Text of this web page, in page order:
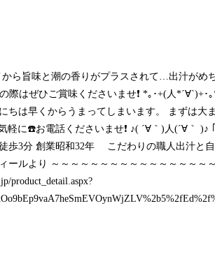
旨味と潮の香りがプラスされて…出汁がめち
はぜひご賞味くださいませ❗ *｡･+(人*´∀`)+
ちは早くからうまってしまいます。 まずは
に☎️お電話くださいませ❗ ♪( ´∀｀)人(´∀｀ )♪
歩3分 創業昭和32年 こだわりの職人出汁と
ルより ～～～～～～～～～～～～～～～～
product_detail.aspx?